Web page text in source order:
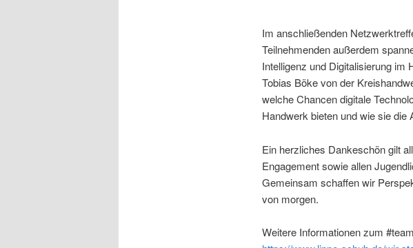
Im anschließenden
Teilnehmenden außerdem
Intelligenz und Digitalisierung im
Tobias Böke von der
welche Chancen digitale
Handwerk bieten und wie sie
Ein herzliches Dankeschön gilt
Engagement sowie allen
Gemeinsam schaffen wir
von morgen.
Weitere Informationen zum